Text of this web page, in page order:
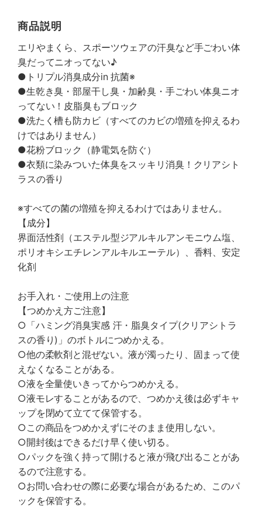
商品説明
エリやまくら、スポーツウェアの汗臭など手ごわい体
臭だってニオってない♪
●トリプル消臭成分in 抗菌※
●生乾き臭・部屋干し臭・加齢臭・手ごわい体臭ニオ
ってない！皮脂臭もブロック
●洗たく槽も防カビ（すべてのカビの増殖を抑えるわ
けではありません）
●花粉ブロック（静電気を防ぐ）
●衣類に染みついた体臭をスッキリ消臭！クリアシト
ラスの香り
※すべての菌の増殖を抑えるわけではありません。
【成分】
界面活性剤（エステル型ジアルキルアンモニウム塩、
ポリオキシエチレンアルキルエーテル）、香料、安定
化剤
お手入れ・ご使用上の注意
【つめかえ方ご注意】
○「ハミング消臭実感 汗・脂臭タイプ(クリアシトラ
スの香り)」のボトルにつめかえる。
○他の柔軟剤と混ぜない。液が濁ったり、固まって使
えなくなることがある。
○液を全量使いきってからつめかえる。
○液モレすることがあるので、つめかえ後は必ずキャ
ップを閉めて立てて保管する。
○この商品をつめかえずにそのまま使用しない。
○開封後はできるだけ早く使い切る。
○パックを強く持って開けると液が飛び出ることがあ
るので注意する。
○お問い合わせの際に必要な場合があるため、このパ
ックを保管する。